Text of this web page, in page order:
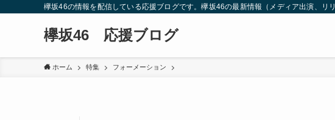
欅坂46の情報を配信している応援ブログです。欅坂46の最新情報（メディア出演、
欅坂46 応援ブログ
ホーム 特集 フォーメーション